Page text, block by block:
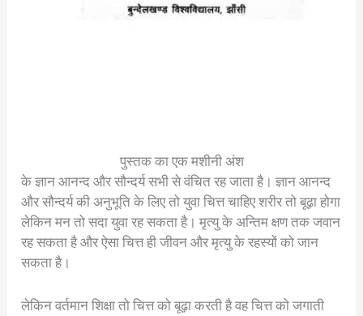
पुस्तक का एक मशीनी अंश
के ज्ञान आनन्द और सौन्दर्य सभी से वंचित रह जाता है। ज्ञान आनन्द
और सौन्दर्य की अनुभूति के लिए तो युवा चित्त चाहिए शरीर तो बूढ़ा होगा
लेकिन मन तो सदा युवा रह सकता है। मृत्यु के अन्तिम क्षण तक जवान
रह सकता है और ऐसा चित्त ही जीवन और मृत्यु के रहस्यों को जान
सकता है।
लेकिन वर्तमान शिक्षा तो चित्त को बूढ़ा करती है वह चित्त को जगाती